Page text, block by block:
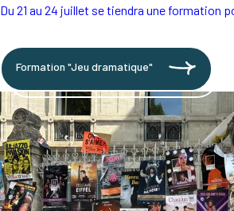
Du 21 au 24 juillet se tiendra une formation
Formation "Jeu dramatique"